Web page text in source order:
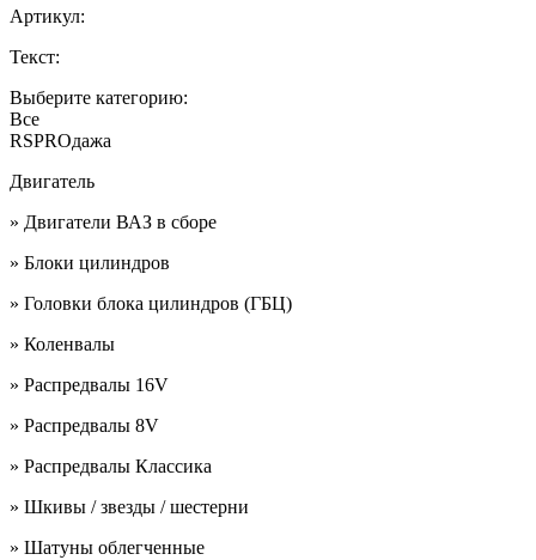
Артикул:
Текст:
Выберите категорию:
Все
RSPROдажа
Двигатель
» Двигатели ВАЗ в сборе
» Блоки цилиндров
» Головки блока цилиндров (ГБЦ)
» Коленвалы
» Распредвалы 16V
» Распредвалы 8V
» Распредвалы Классика
» Шкивы / звезды / шестерни
» Шатуны облегченные